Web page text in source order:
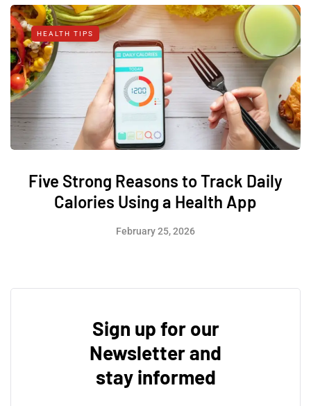
HEALTH TIPS
Five Strong Reasons to Track Daily
Calories Using a Health App
February 25, 2026
Sign up for our
Newsletter and
stay informed